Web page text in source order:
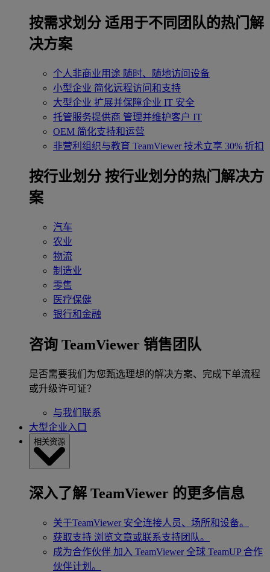
按需求划分 适用于不同团队的热门解
决方案
个人非商业用途 随时、随地访问设备
小型企业 简化远程访问和支持
大型企业 扩展并保障企业 IT 安全
托管服务提供商 管理并维护客户 IT
OEM 简化支持和运营
非营利组织与教育 TeamViewer 技术立享 30% 折扣
‌按行业划分 按行业划分的热门解决方
案
汽车
农业
物流
制造业
零售
医疗保健
银行和金融
咨询 TeamViewer 销售团队
是否需要我们为您甄选理想的解决方案、完成下单流程
或升级许可证？
与我们联系
大型企业入口
相关资源
深入了解 TeamViewer 的更多信息
关于TeamViewer 安全连接人员、场所和设备。
获取支持 浏览文章或联系支持团队。
成为合作伙伴 加入 TeamViewer 全球 TeamUP 合作
伙伴计划。